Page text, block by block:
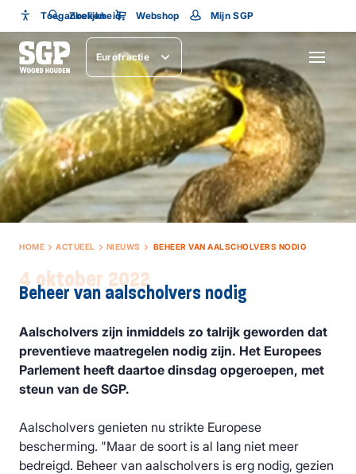
Toegankelijkheid
Toegankelijkheid
Lettergrootte
Zoeken Webshop Mijn SGP
Eurofractie SLUITEN
HOME ACTUEEL NIEUWS BEHEER VAN AALSCHOLVERS NODIG
4 oktober 2022
Beheer van aalscholvers nodig
Aalscholvers zijn inmiddels zo talrijk geworden dat
preventieve maatregelen nodig zijn. Het Europees
Parlement heeft daartoe dinsdag opgeroepen, met
steun van de SGP.
Aalscholvers genieten nu strikte Europese
bescherming. "Maar de soort is al lang niet meer
bedreigd. Beheer van aalscholvers is erg nodig, gezien